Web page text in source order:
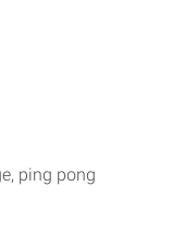
ping pong